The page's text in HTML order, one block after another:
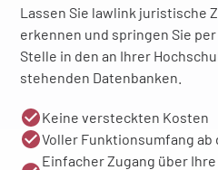
Lassen Sie lawlink juristische
erkennen und springen Sie
Stelle in den an Ihrer
stehenden Datenbanken.
Keine versteckten Kosten
Voller Funktionsumfang ab
Einfacher Zugang über